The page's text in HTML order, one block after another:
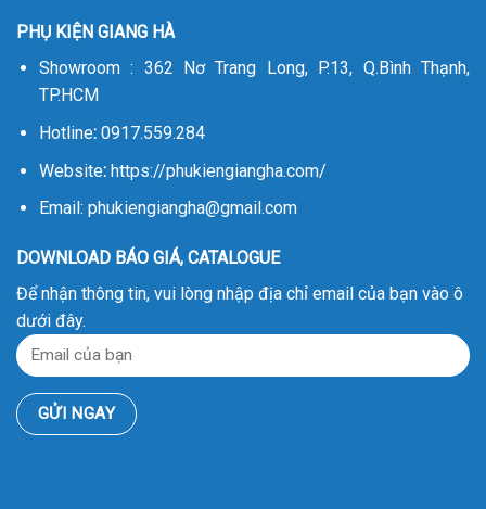
PHỤ KIỆN GIANG HÀ
Showroom : 362 Nơ Trang Long, P.13, Q.Bình Thạnh,
TP.HCM
Hotline:0917.559.284
Website: https://phukiengiangha.com/
Email: phukiengiangha@gmail.com
DOWNLOAD BÁO GIÁ, CATALOGUE
Để nhận thông tin, vui lòng nhập địa chỉ email của bạn vào ô
dưới đây.